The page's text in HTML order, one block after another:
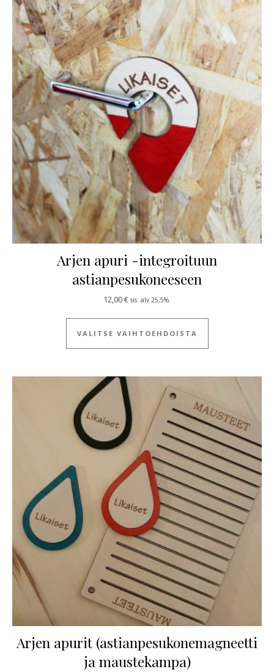
Arjen apuri -integroituun
astianpesukoneeseen
12,00€ sis. alv 25,5%.
VALITSE VAIHTOEHDOISTA
Tällä tuotteella
Arjen apurit (astianpesukonemagneetti
ja maustekampa)